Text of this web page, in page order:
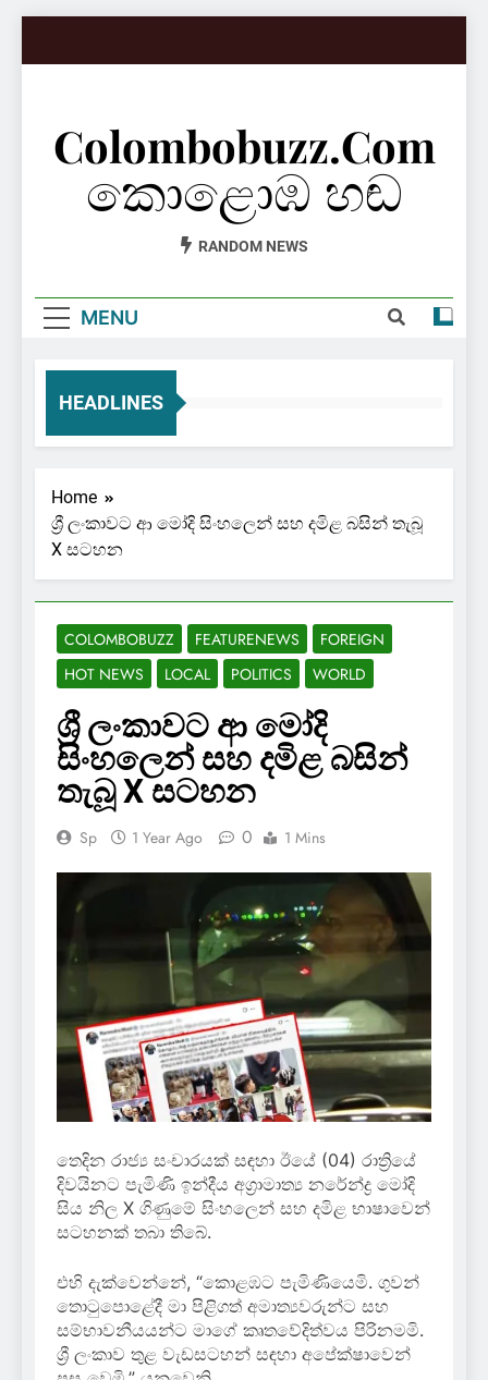
Colombobuzz.com
කොළොඹ හඬ
RANDOM NEWS
MENU
HEADLINES
Home
ශ්‍රී ලංකාවට ආ මෝදි සිංහලෙන් සහ දමිළ බසින් තැබූ
X සටහන
COLOMBOBUZZ FEATURENEWS
FOREIGN
HOT NEWS
LOCAL POLITICS WORLD
ශ්‍රී ලංකාවට ආ මෝදි
සිංහලෙන් සහ දමිළ බසින්
තැබූ X සටහන
Sp 1 Year Ago 0 1 Mins
තෙදින රාජ්‍ය සංචාරයක් සඳහා ඊයේ (04) රාත්‍රියේ
දිවයිනට පැමිණි ඉන්දීය අග්‍රාමාත්‍ය නරේන්ද්‍ර මෝදි
සිය නිල X ගිණුමේ සිංහලෙන් සහ දමිළ භාෂාවෙන්
සටහනක් තබා තිබේ.
එහි දැක්වෙන්නේ, “කොළඹට පැමිණියෙමි. ගුවන්
තොටුපොළේදී මා පිළිගත් අමාත්‍යවරුන්ට සහ
සම්භාවනීයයන්ට මාගේ කෘතවේදිත්වය පිරිනමමි.
ශ්‍රී ලංකාව තුළ වැඩසටහන් සඳහා අපේක්ෂාවෙන්